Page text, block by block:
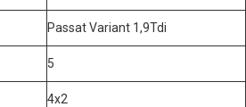
Passat Variant 1,9Tdi
5
4x2